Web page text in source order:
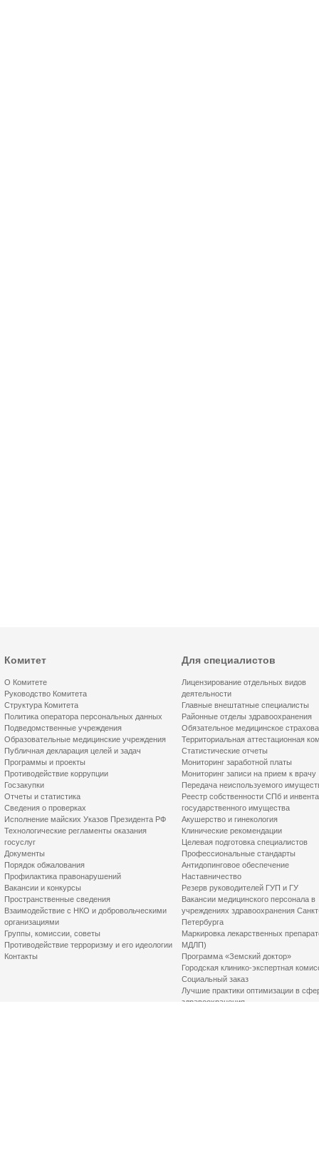
Комитет
О Комитете
Руководство Комитета
Структура Комитета
Политика оператора персональных данных
Подведомственные учреждения
Образовательные медицинские учреждения
Публичная декларация целей и задач
Программы и проекты
Противодействие коррупции
Госзакупки
Отчеты и статистика
Сведения о проверках
Исполнение майских Указов Президента РФ
Технологические регламенты оказания
госуслуг
Документы
Порядок обжалования
Профилактика правонарушений
Вакансии и конкурсы
Пространственные сведения
Взаимодействие с НКО и добровольческими
организациями
Группы, комиссии, советы
Противодействие терроризму и его идеологии
Контакты
Для специалистов
Лицензирование отдельных видов
деятельности
Главные внештатные специалисты
Районные отделы здравоохранения
Обязательное медицинское
Территориальная аттестационная
Статистические отчеты
Мониторинг заработной платы
Мониторинг записи на прием к врачу
Передача неиспользуемого
Реестр собственности СПб и
государственного имущества
Акушерство и гинекология
Клинические рекомендации
Целевая подготовка специалистов
Профессиональные стандарты
Антидопинговое обеспечение
Наставничество
Резерв руководителей ГУП и ГУ
Вакансии медицинского персонала в
учреждениях здравоохранения
Петербурга
Маркировка лекарственных
МДЛП)
Программа «Земский доктор»
Городская клинико-экспертная
Социальный заказ
Лучшие практики оптимизации в
здравоохранения